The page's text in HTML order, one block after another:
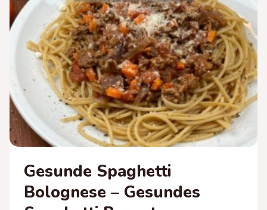
REZEPT
DER
SUPERLATIVE!
Gesunde Spaghetti
Bolognese – Gesundes